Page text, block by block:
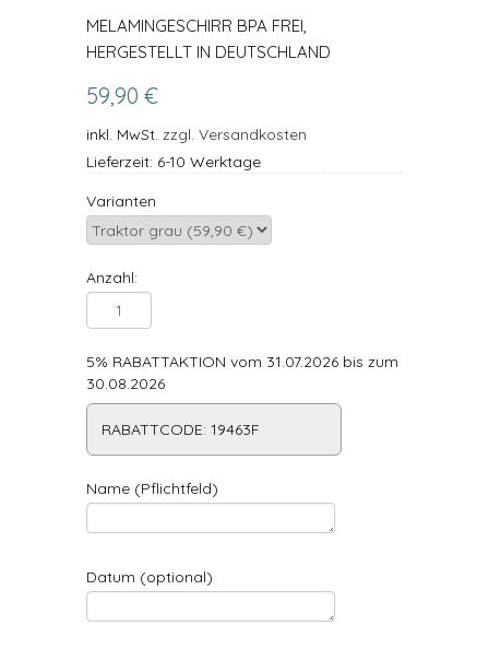
MELAMINGESCHIRR BPA FREI,
HERGESTELLT IN DEUTSCHLAND
59,90 €
inkl. MwSt. zzgl. Versandkosten
Lieferzeit: 6-10 Werktage
Varianten
Anzahl:
5% RABATTAKTION vom 31.07.2026 bis zum
30.08.2026
RABATTCODE: 19463F
Name (Pflichtfeld)
Datum (optional)